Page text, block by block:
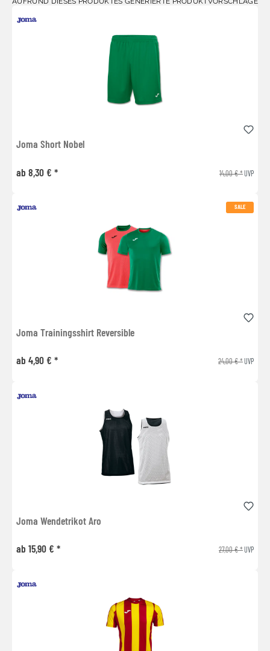
Joma Short Nobel
ab 8,30 € * 14,00 € *UVP
SALE
Joma Trainingsshirt Reversible
ab 4,90 € * 24,00 € *UVP
Joma Wendetrikot Aro
ab 15,90 € * 27,00 € *UVP